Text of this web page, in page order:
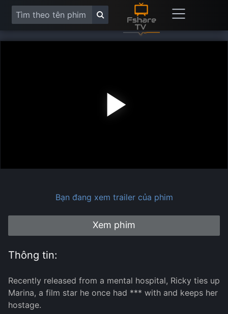
Bạn đang xem trailer của phim
Xem phim
Thông tin:
Recently released from a mental hospital, Ricky ties up
Marina, a film star he once had *** with and keeps her
hostage.